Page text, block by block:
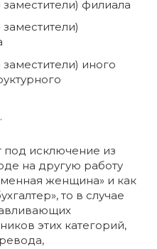
заместители) филиала
иного
под исключение из
на другую работу
женщина» и как
то в случае
этих категорий,